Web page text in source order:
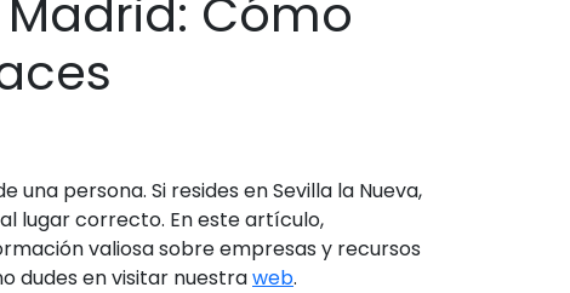
Cómo
una persona. Si resides en Sevilla la Nueva,
lugar correcto. En este artículo,
valiosa sobre empresas y recursos
dudes en visitar nuestraweb.